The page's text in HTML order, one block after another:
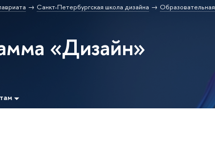
Санкт-Петербургская школа дизайна
Образовательная
«Дизайн»